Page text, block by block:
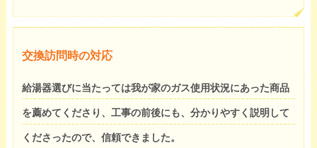
交換訪問時の対応
給湯器選びに当たっては我が家のガス使用状況にあった商品
を薦めてくださり、工事の前後にも、分かりやすく説明して
くださったので、信頼できました。